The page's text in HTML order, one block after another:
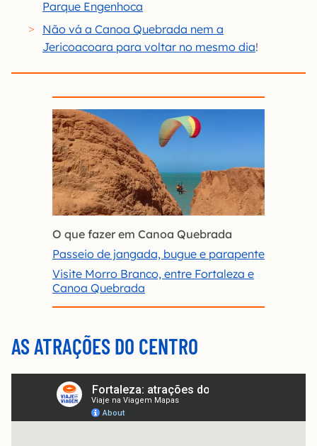
Parque Engenhoca
Não vá a Canoa Quebrada nem a
Jericoacoara para voltar no mesmo dia!
O que fazer em Canoa Quebrada
Passeio de jangada, bugue e parapente
Visite Morro Branco, entre Fortaleza e
Canoa Quebrada
AS ATRAÇÕES DO CENTRO